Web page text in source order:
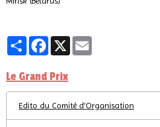
PartagerFacebook
X
Le Grand Prix
Edito du Comité d'Organisation